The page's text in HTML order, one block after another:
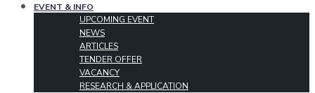
EVENT & INFO
UPCOMING EVENT
NEWS
ARTICLES
TENDER OFFER
VACANCY
RESEARCH & APPLICATION